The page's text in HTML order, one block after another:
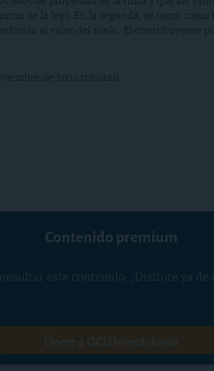
de la ley). En la segunda, se toma
al valor del suelo. El contribuyente
de 2021 tributan
Contenido premium
este contenido. ¡Disfrute ya
Únete a OCU Inmobiliario